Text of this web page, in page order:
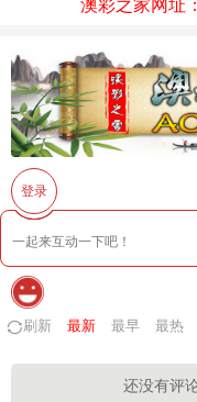
澳彩之家网址
登录
刷新 最新 最早 最热
还没有评